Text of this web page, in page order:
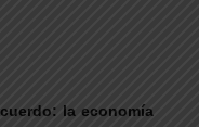
la economía